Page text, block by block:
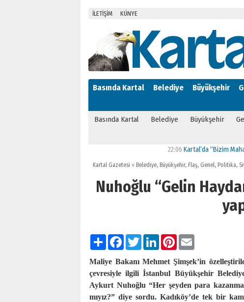
İLETİŞİM KÜNYE
Basında Kartal Belediye Büyükşehir
Basında Kartal Belediye Büyükşehir
Kartal’da “Bizim Mahalle
Kartal Gazetesi » Belediye, Büyükşehir, Flaş, Genel, Politika,
Nuhoğlu “Gelin
PaylaşFacebook
TwitterLinkedInPinterest
Maliye Bakanı Mehmet Şimşek’in
çevresiyle ilgili İstanbul Büyükşehir
Aykurt Nuhoğlu “Her şeyden para
mıyız?” diye sordu. Kadıköy’de tek bir